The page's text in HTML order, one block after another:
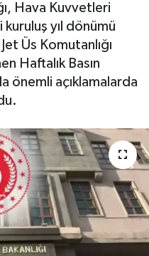
Hava Kuvvetleri
kuruluş yıl dönümü
Üs Komutanlığı
Haftalık Basın
önemli açıklamalarda